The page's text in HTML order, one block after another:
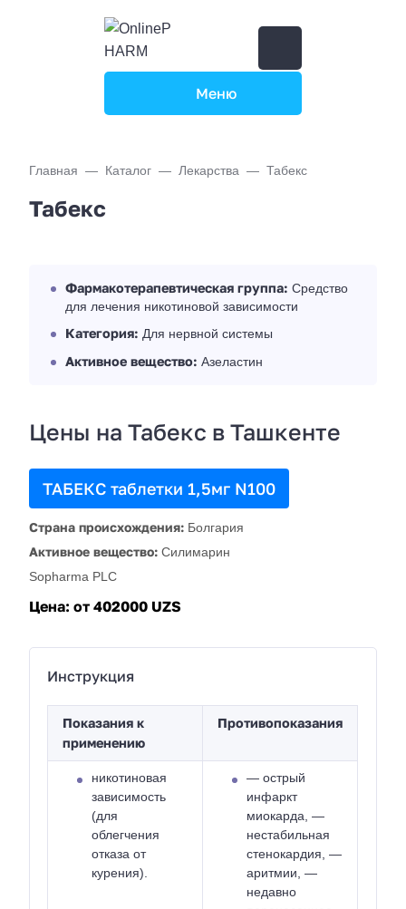
Меню
Главная Каталог Лекарства Табекс
Табекс
Фармакотерапевтическая группа: Средство
для лечения никотиновой зависимости
Категория: Для нервной системы
Активное вещество: Азеластин
Цены на Табекс в Ташкенте
ТАБЕКС таблетки 1,5мг N100
Страна происхождения: Болгария
Активное вещество: Силимарин
Sopharma PLC
Цена: от 402000 UZS
Инструкция
Показания к
применению
Противопоказания
никотиновая
зависимость
(для
облегчения
отказа от
курения).
— острый
инфаркт
миокарда, —
нестабильная
стенокардия, —
аритмии, —
недавно